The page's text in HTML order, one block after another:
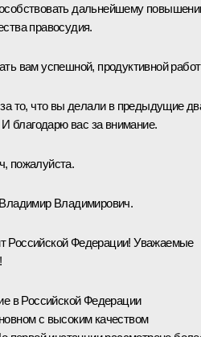
дальнейшему
правосудия.
вам успешной, продуктивной
то, что вы делали в предыдущие
благодарю вас за внимание.
пожалуйста.
Владимирович.
Российской Федерации! Уважаемые
в Российской Федерации
с высоким качеством